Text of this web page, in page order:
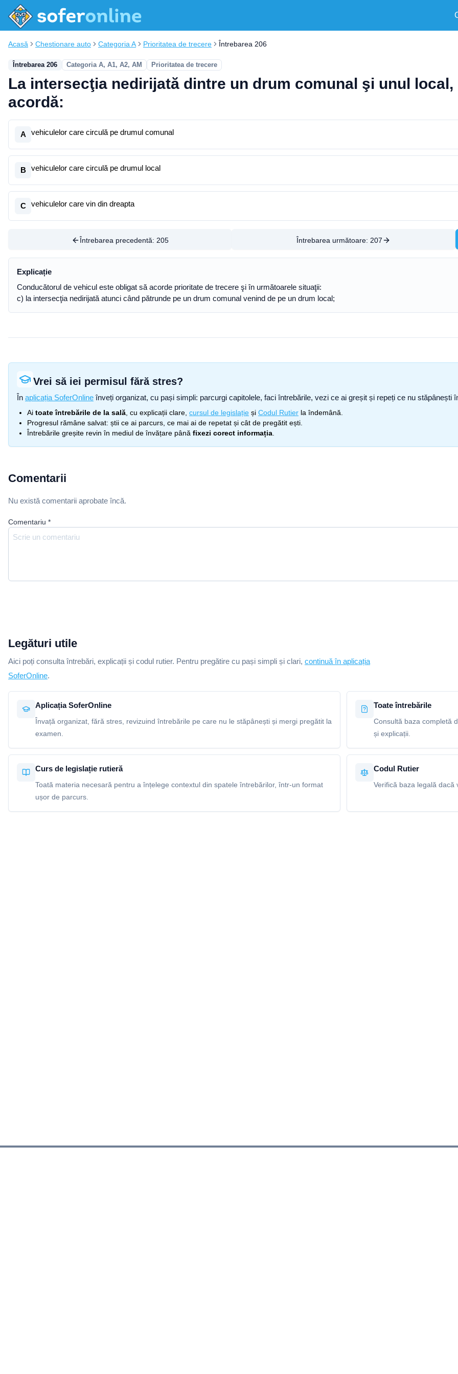
Acasă Chestionare auto Categoria A Prioritatea de trecere Întrebarea 206
Întrebarea 206 Categoria A, A1, A2, AM Prioritatea de trecere
La intersecţia nedirijată dintre un drum comunal şi unul
acordă:
A vehiculelor care circulă pe drumul comunal
B vehiculelor care circulă pe drumul local
C vehiculelor care vin din dreapta
Întrebarea precedentă: 205 Întrebarea următoare: 207
Explicație
Conducătorul de vehicul este obligat să acorde prioritate de trecere şi în următoarele situaţii:
c) la intersecţia nedirijată atunci când pătrunde pe un drum comunal venind de pe un drum local;
Vrei să iei permisul fără stres?
În aplicația SoferOnline înveți organizat, cu pași simpli: parcurgi capitolele, faci întrebările, vezi ce ai greșit și repeți ce nu
Ai toate întrebările de la sală , cu explicații clare, cursul de legislație și Codul Rutier la îndemână.
Progresul rămâne salvat: știi ce ai parcurs, ce mai ai de repetat și cât de pregătit ești.
Întrebările greșite revin în mediul de învățare până fixezi corect informația
Comentarii
Nu există comentarii aprobate încă.
Comentariu *
Legături utile
Aici poți consulta întrebări, explicații și codul rutier. Pentru pregătire cu pași simpli și clari, continuă în aplicația
SoferOnline.
Aplicația SoferOnline
Învață organizat, fără stres, revizuind întrebările pe care nu le stăpânești și mergi pregătit la
examen.
Toate întrebările
Consultă baza completă
și explicații.
Curs de legislație rutieră
Toată materia necesară pentru a înțelege contextul din spatele întrebărilor, într-un format
ușor de parcurs.
Codul Rutier
Verifică baza legală dacă